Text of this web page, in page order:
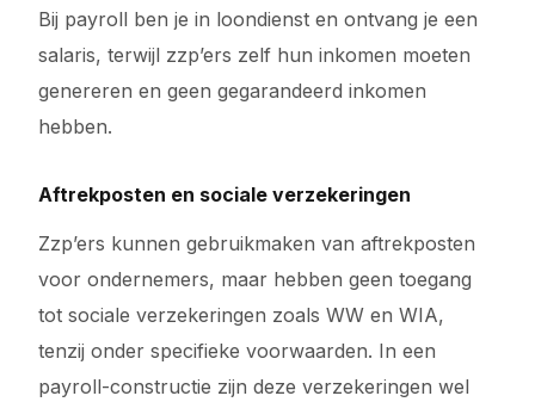
Bij payroll ben je in loondienst en ontvang je een
salaris, terwijl zzp’ers zelf hun inkomen moeten
genereren en geen gegarandeerd inkomen
hebben.
Aftrekposten en sociale verzekeringen
Zzp’ers kunnen gebruikmaken van aftrekposten
voor ondernemers, maar hebben geen toegang
tot sociale verzekeringen zoals WW en WIA,
tenzij onder specifieke voorwaarden. In een
payroll-constructie zijn deze verzekeringen wel